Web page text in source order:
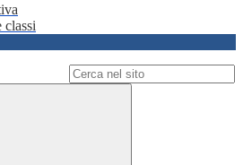
classi